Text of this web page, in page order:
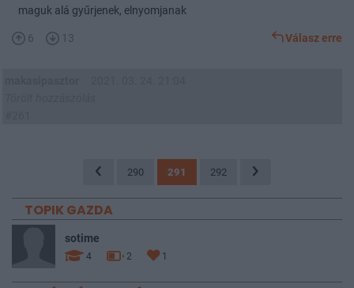
maguk alá gyűrjenek, elnyomjanak
6 13 Válasz erre
290 291 292
TOPIK GAZDA
sotime
4 2 1